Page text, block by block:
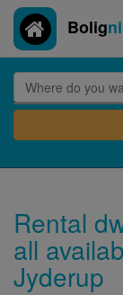
Bolig
Rental
all
Jyderup